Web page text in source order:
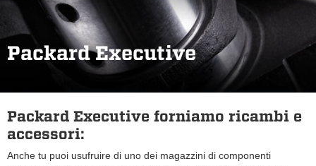
Packard Executive
Packard Executive forniamo ricambi e
accessori:
Anche tu puoi usufruire di uno dei magazzini di componenti